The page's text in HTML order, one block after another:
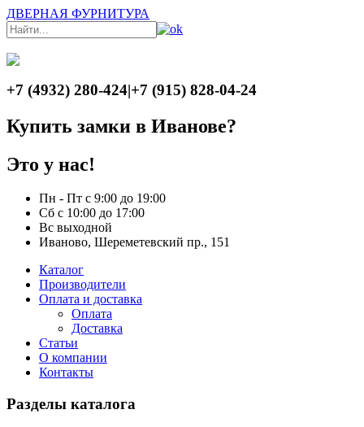
ДВЕРНАЯ ФУРНИТУРА
+7 (4932) 280-424|+7 (915) 828-04-24
Купить замки в Иванове?
Это у нас!
Пн - Пт с 9:00 до 19:00
Сб с 10:00 до 17:00
Вс выходной
Иваново, Шереметевский пр., 151
Каталог
Производители
Оплата и доставка
Оплата
Доставка
Статьи
О компании
Контакты
Разделы каталога